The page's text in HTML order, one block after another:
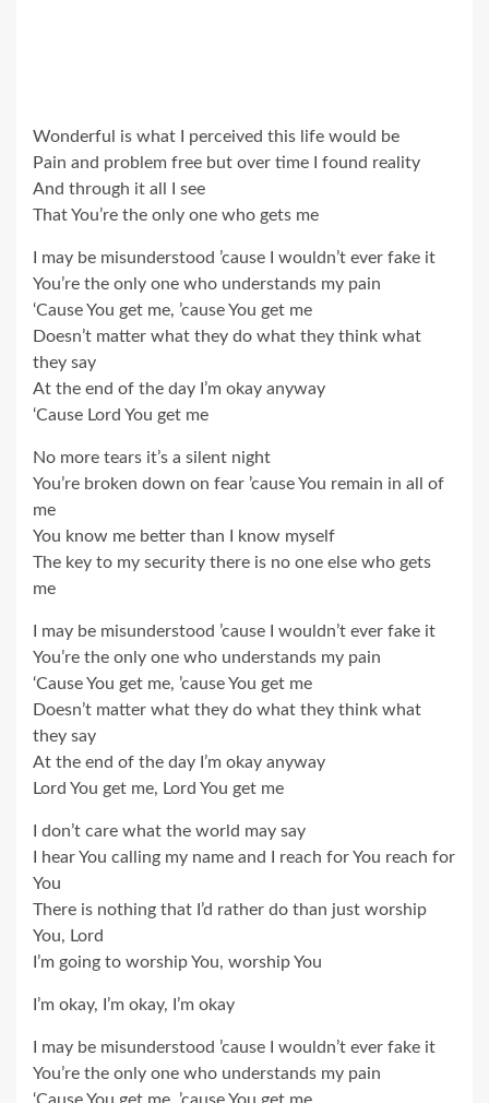
Wonderful is what I perceived this life would be
Pain and problem free but over time I found reality
And through it all I see
That You’re the only one who gets me
I may be misunderstood ’cause I wouldn’t ever fake it
You’re the only one who understands my pain
‘Cause You get me, ’cause You get me
Doesn’t matter what they do what they think what
they say
At the end of the day I’m okay anyway
‘Cause Lord You get me
No more tears it’s a silent night
You’re broken down on fear ’cause You remain in all of
me
You know me better than I know myself
The key to my security there is no one else who gets
me
I may be misunderstood ’cause I wouldn’t ever fake it
You’re the only one who understands my pain
‘Cause You get me, ’cause You get me
Doesn’t matter what they do what they think what
they say
At the end of the day I’m okay anyway
Lord You get me, Lord You get me
I don’t care what the world may say
I hear You calling my name and I reach for You reach for
You
There is nothing that I’d rather do than just worship
You, Lord
I’m going to worship You, worship You
I’m okay, I’m okay, I’m okay
I may be misunderstood ’cause I wouldn’t ever fake it
You’re the only one who understands my pain
‘Cause You get me, ’cause You get me